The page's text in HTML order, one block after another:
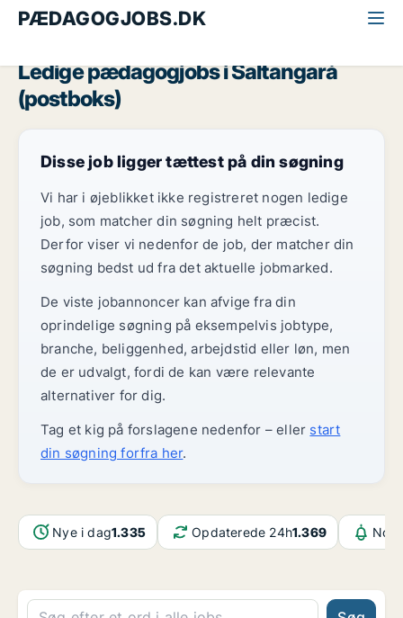
PÆDAGOGJOBS.DK
Ledige pædagogjobs i Saltangará
(postboks)
Disse job ligger tættest på din søgning
Vi har i øjeblikket ikke registreret nogen ledige
job, som matcher din søgning helt præcist.
Derfor viser vi nedenfor de job, der matcher din
søgning bedst ud fra det aktuelle jobmarked.
De viste jobannoncer kan afvige fra din
oprindelige søgning på eksempelvis jobtype,
branche, beliggenhed, arbejdstid eller løn, men
de er udvalgt, fordi de kan være relevante
alternativer for dig.
Tag et kig på forslagene nedenfor – eller start
din søgning forfra her.
Nye i dag1.335 Opdaterede 24h1.369